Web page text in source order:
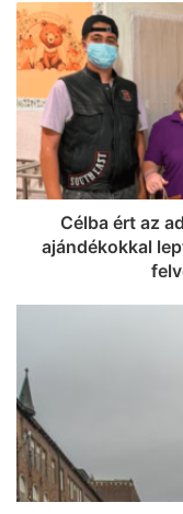
Célba ért az
ajándékokkal